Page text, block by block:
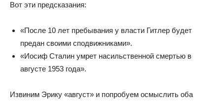
Вот эти предсказания:
«После 10 лет пребывания у власти Гитлер будет
предан своими сподвижниками».
«Иосиф Сталин умрет насильственной смертью в
августе 1953 года».
Извиним Эрику «август» и попробуем осмыслить оба